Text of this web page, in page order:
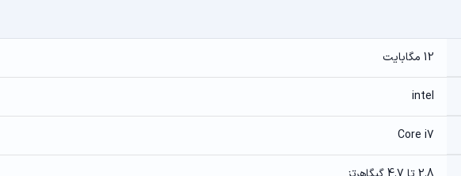
12 مگابایت
intel
Core i7